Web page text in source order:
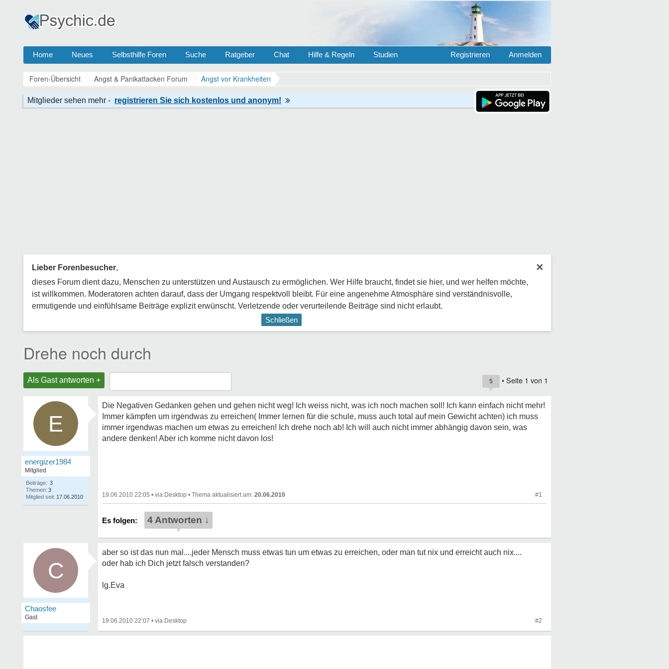
Home Neues Selbsthilfe Foren Suche Ratgeber Chat Hilfe & Regeln Studien Anmelden
Registrieren
Foren-Übersicht Angst & Panikattacken Forum Angst vor Krankheiten
×
Lieber Forenbesucher,
dieses Forum dient dazu, Menschen zu unterstützen und Austausch zu ermöglichen. Wer Hilfe braucht, findet sie hier, und wer helfen möchte,
ist willkommen. Moderatoren achten darauf, dass der Umgang respektvoll bleibt. Für eine angenehme Atmosphäre sind verständnisvolle,
ermutigende und einfühlsame Beiträge explizit erwünscht. Verletzende oder verurteilende Beiträge sind nicht erlaubt.
Schließen
Drehe noch durch
Als Gast antworten + 5 • Seite 1 von 1
E
energizer1984
Mitglied
Beiträge: 3
Themen: 3
Mitglied seit: 17.06.2010
Die Negativen Gedanken gehen und gehen nicht weg! Ich weiss nicht, was ich noch machen soll! Ich kann einfach nicht mehr!
Immer kämpfen um irgendwas zu erreichen( Immer lernen für die schule, muss auch total auf mein Gewicht achten) ich muss
immer irgendwas machen um etwas zu erreichen! Ich drehe noch ab! Ich will auch nicht immer abhängig davon sein, was
andere denken! Aber ich komme nicht davon los!
19.06.2010 22:05 • • 20.06.2010 #1
4 Antworten ↓
C
Chaosfee
Gast
aber so ist das nun mal....jeder Mensch muss etwas tun um etwas zu erreichen, oder man tut nix und erreicht auch nix....
oder hab ich Dich jetzt falsch verstanden?
lg.Eva
19.06.2010 22:07 • #2